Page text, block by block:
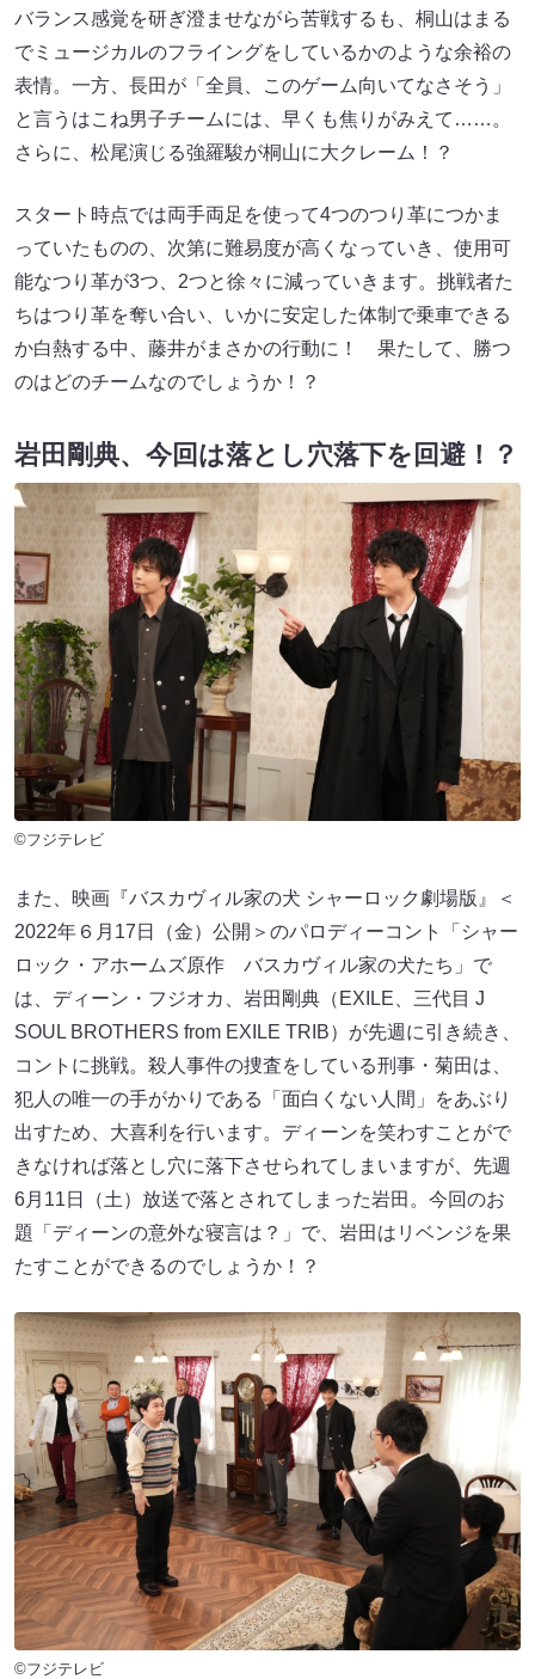
バランス感覚を研ぎ澄ませながら苦戦するも、桐山はまる
でミュージカルのフライングをしているかのような余裕の
表情。一方、長田が「全員、このゲーム向いてなさそう」
と言うはこね男子チームには、早くも焦りがみえて……。
さらに、松尾演じる強羅駿が桐山に大クレーム！？
スタート時点では両手両足を使って4つのつり革につかま
っていたものの、次第に難易度が高くなっていき、使用可
能なつり革が3つ、2つと徐々に減っていきます。挑戦者た
ちはつり革を奪い合い、いかに安定した体制で乗車できる
か白熱する中、藤井がまさかの行動に！ 果たして、勝つ
のはどのチームなのでしょうか！？
岩田剛典、今回は落とし穴落下を回避！？
©フジテレビ
また、映画『バスカヴィル家の犬 シャーロック劇場版』＜
2022年６月17日（金）公開＞のパロディーコント「シャー
ロック・アホームズ原作 バスカヴィル家の犬たち」で
は、ディーン・フジオカ、岩田剛典（EXILE、三代目 J
SOUL BROTHERS from EXILE TRIB）が先週に引き続き、
コントに挑戦。殺人事件の捜査をしている刑事・菊田は、
犯人の唯一の手がかりである「面白くない人間」をあぶり
出すため、大喜利を行います。ディーンを笑わすことがで
きなければ落とし穴に落下させられてしまいますが、先週
6月11日（土）放送で落とされてしまった岩田。今回のお
題「ディーンの意外な寝言は？」で、岩田はリベンジを果
たすことができるのでしょうか！？
©フジテレビ